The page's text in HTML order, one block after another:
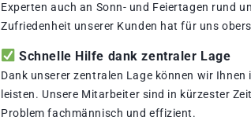
Experten auch an Sonn- und Feiertagen rund
Zufriedenheit unserer Kunden hat für uns
Schnelle Hilfe dank zentraler Lage
Dank unserer zentralen Lage können wir
leisten. Unsere Mitarbeiter sind in kürzester
Problem fachmännisch und effizient.